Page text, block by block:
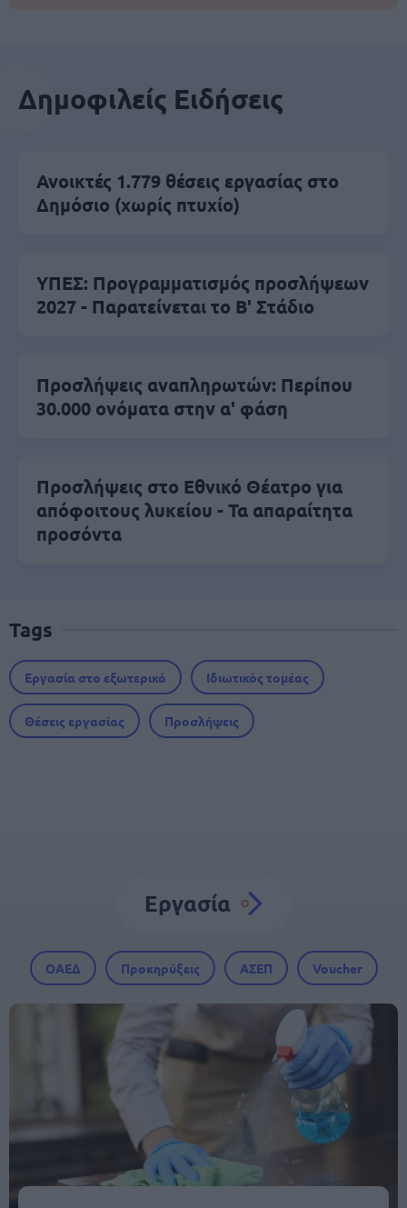
Δημοφιλείς Ειδήσεις
Ανοικτές 1.779 θέσεις εργασίας στο
Δημόσιο (χωρίς πτυχίο)
ΥΠΕΣ: Προγραμματισμός προσλήψεων
2027 - Παρατείνεται το Β' Στάδιο
Προσλήψεις αναπληρωτών: Περίπου
30.000 ονόματα στην α' φάση
Προσλήψεις στο Εθνικό Θέατρο για
απόφοιτους λυκείου - Τα απαραίτητα
προσόντα
Tags
Εργασία στο εξωτερικό Ιδιωτικός τομέας
Θέσεις εργασίας Προσλήψεις
Εργασία
ΟΑΕΔ Προκηρύξεις ΑΣΕΠ Voucher